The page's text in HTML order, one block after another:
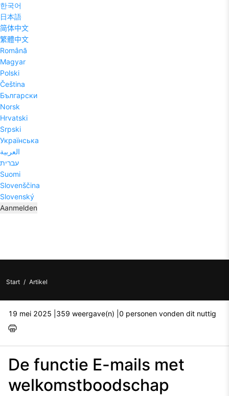
한국어
日本語
简体中文
繁體中文
Română
Magyar
Polski
Čeština
Български
Norsk
Hrvatski
Srpski
Українська
العربية
עברית
Suomi
Slovenščina
Slovenský
Aanmelden
Start / Artikel
19 mei 2025 | 359 weergave(n) | 0 personen vonden dit nuttig
De functie E-mails met
welkomstboodschap